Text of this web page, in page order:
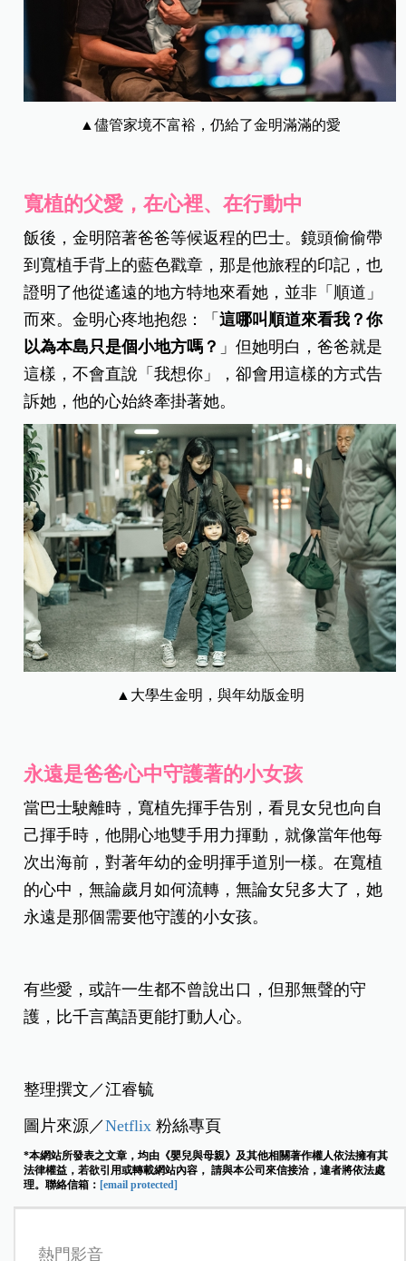
▲儘管家境不富裕，仍給了金明滿滿的愛
寬植的父愛，在心裡、在行動中
飯後，金明陪著爸爸等候返程的巴士。鏡頭偷偷帶
到寬植手背上的藍色戳章，那是他旅程的印記，也
證明了他從遙遠的地方特地來看她，並非「順道」
而來。金明心疼地抱怨：「這哪叫順道來看我？你
以為本島只是個小地方嗎？ 」但她明白，爸爸就是
這樣，不會直說「我想你」，卻會用這樣的方式告
訴她，他的心始終牽掛著她。
▲大學生金明，與年幼版金明
永遠是爸爸心中守護著的小女孩
當巴士駛離時，寬植先揮手告別，看見女兒也向自
己揮手時，他開心地雙手用力揮動，就像當年他每
次出海前，對著年幼的金明揮手道別一樣。在寬植
的心中，無論歲月如何流轉，無論女兒多大了，她
永遠是那個需要他守護的小女孩。
有些愛，或許一生都不曾說出口，但那無聲的守
護，比千言萬語更能打動人心。
整理撰文／江睿毓
圖片來源／Netflix 粉絲專頁
*本網站所發表之文章，均由《嬰兒與母親》及其他相關著作權人依法擁有其
法律權益，若欲引用或轉載網站內容， 請與本公司來信接洽，違者將依法處
理。聯絡信箱： [email protected]
熱門影音